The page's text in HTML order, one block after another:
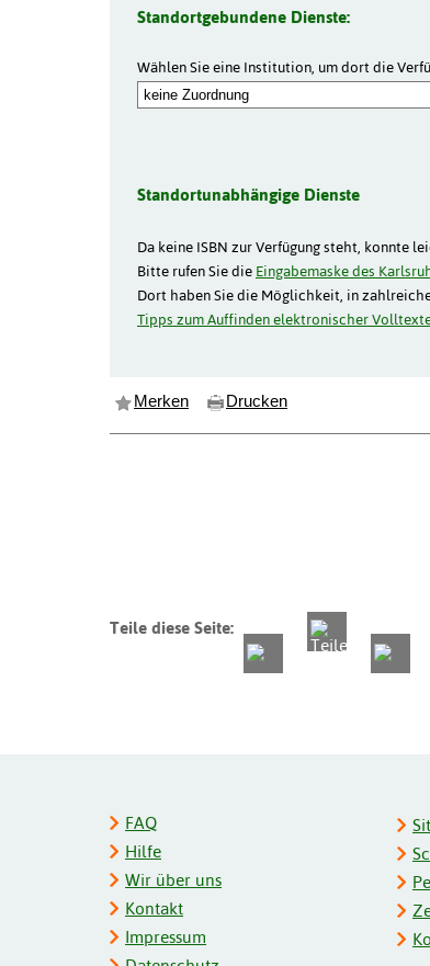
Standortgebundene Dienste:
Wählen Sie eine Institution, um dort die
Standortunabhängige Dienste
Da keine ISBN zur Verfügung steht, konnte
Bitte rufen Sie die Eingabemaske des
Dort haben Sie die Möglichkeit, in
Tipps zum Auffinden elektronischer
Merken Drucken
Teile diese Seite:
FAQ
Hilfe
Wir über uns
Kontakt
Impressum